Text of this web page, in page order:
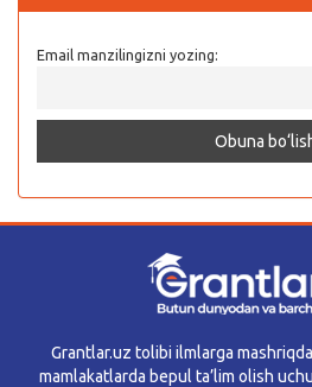
Email manzilingizni yozing:
Grantlar.uz tolibi ilmlarga
mamlakatlarda bepul ta’lim olish